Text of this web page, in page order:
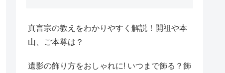
真言宗の教えをわかりやすく解説！開祖や本
山、ご本尊は？
遺影の飾り方をおしゃれに! いつまで飾る？飾